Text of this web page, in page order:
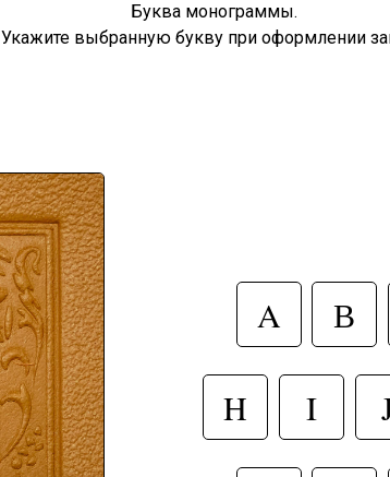
Буква монограммы.
Укажите выбранную букву при оформлении
В
A
I
H